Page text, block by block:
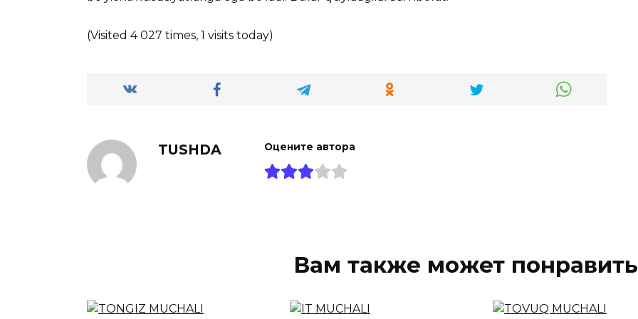
(Visited 4 027 times, 1 visits today)
TUSHDA Оцените автора
Вам также может